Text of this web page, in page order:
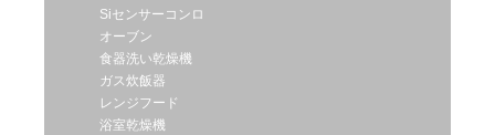
Siセンサーコンロ
オーブン
食器洗い乾燥機
ガス炊飯器
レンジフード
浴室乾燥機